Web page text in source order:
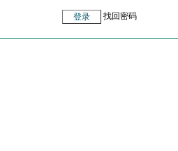
找回密码